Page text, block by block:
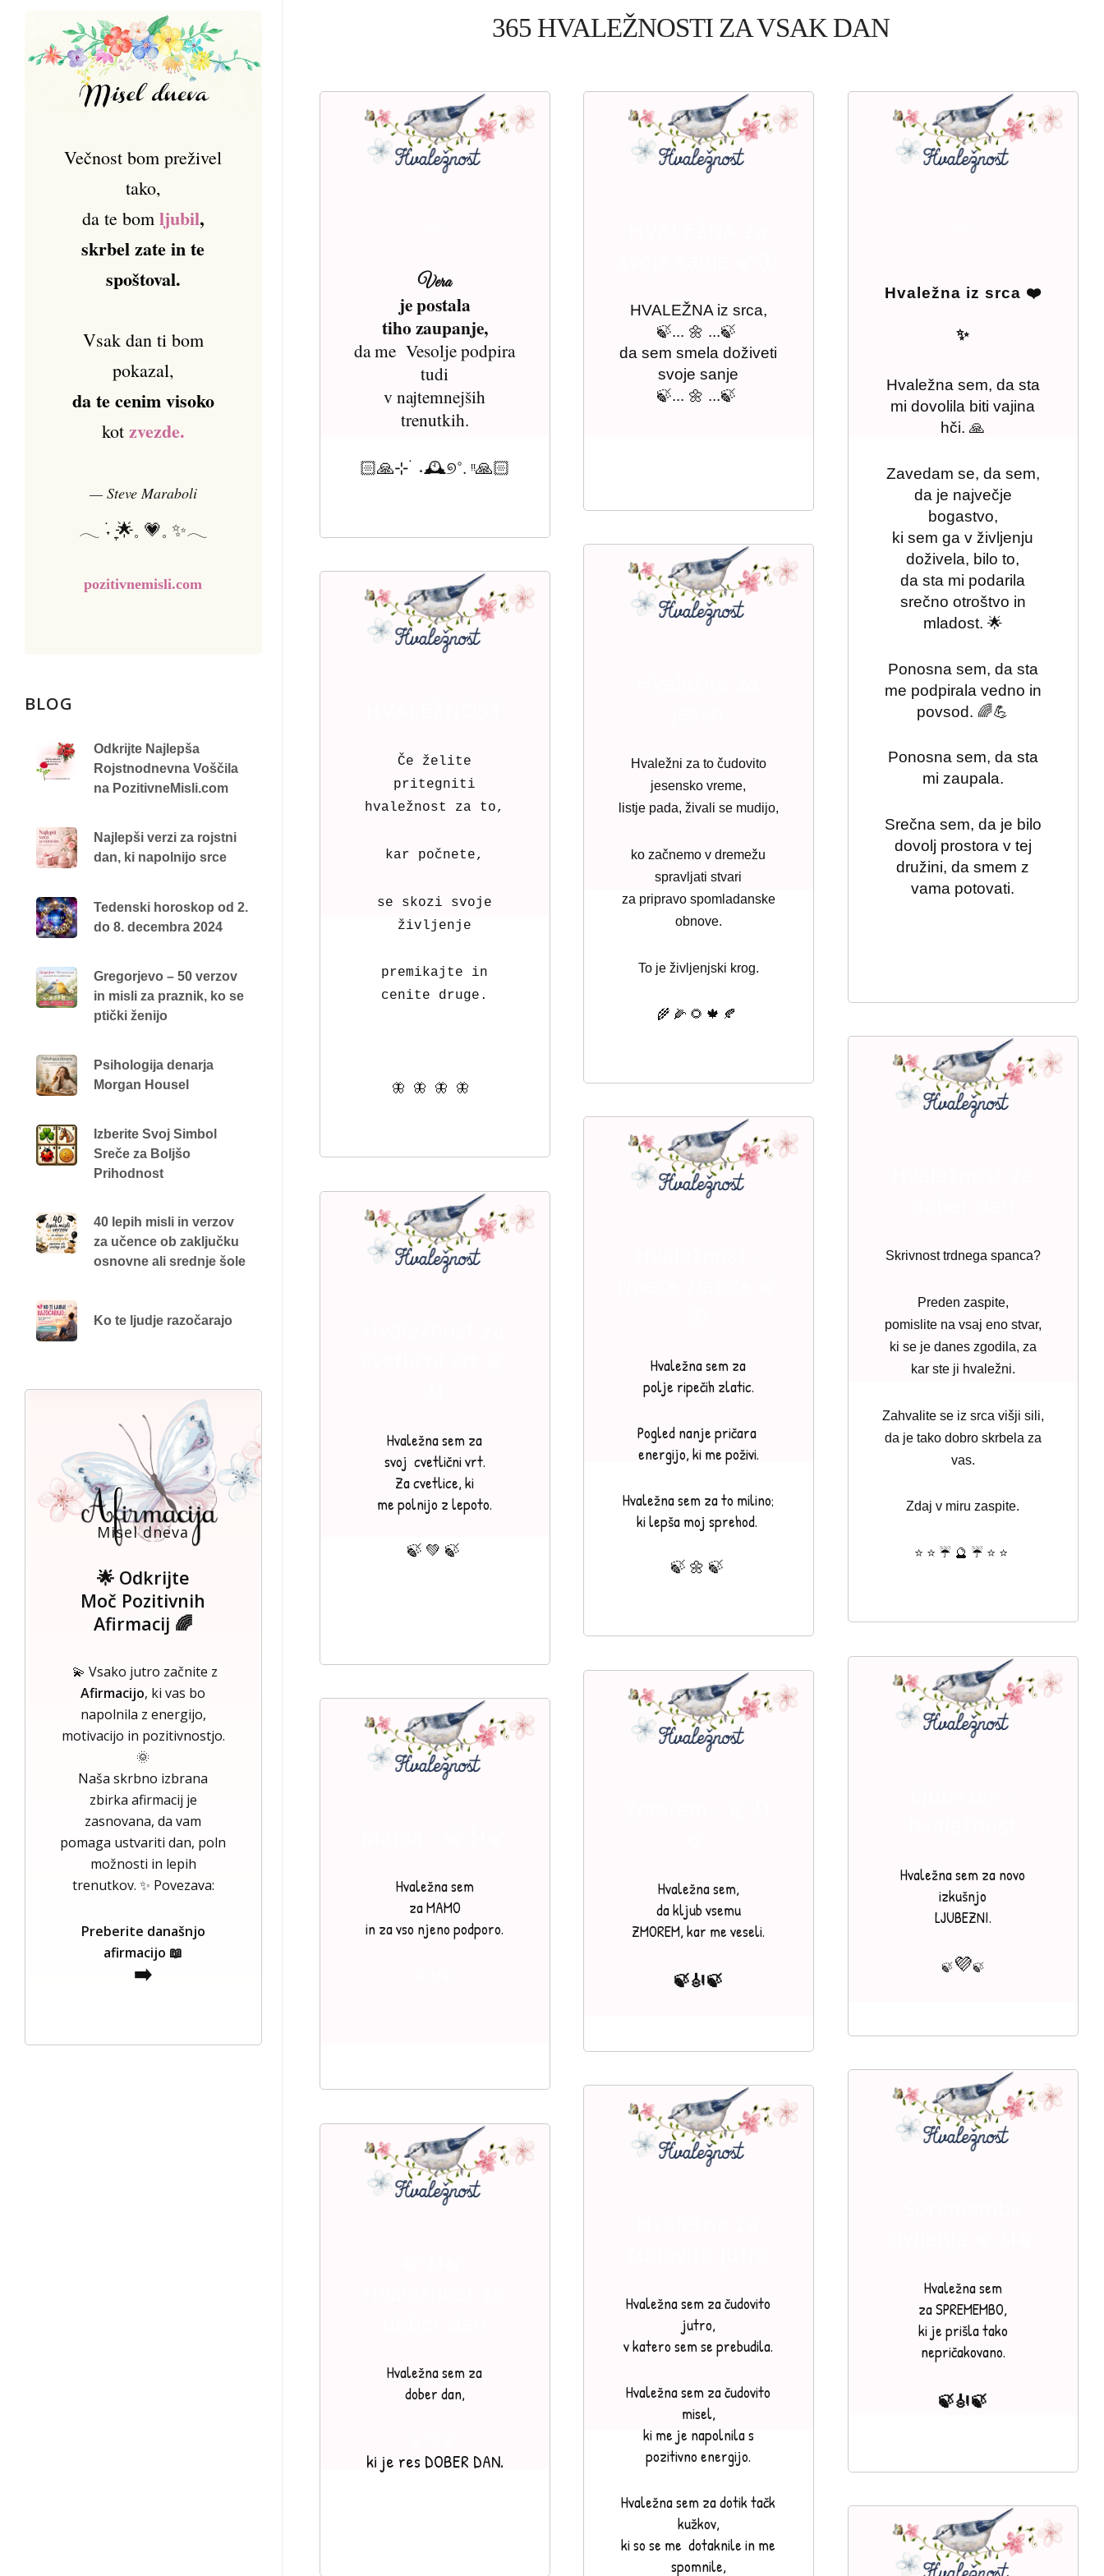
365 HVALEŽNOSTI ZA VSAK DAN
Vera
je postala
tiho zaupanje,
da me Vesolje podpira
tudi
v najtemnejših
trenutkih.
🙏🏻⊹ ࣪ ˖🕰️୭˚. ᵎᵎ🙏🏻
HVALEŽNA iz srca,
🍃... 🌼 ...🍃
da sem smela doživeti
svoje sanje
🍃... 🌼 ...🍃
Hvaležna iz srca ❤️
✨
Hvaležna sem, da sta
mi dovolila biti vajina
hči. 🙏
Zavedam se, da sem,
da je največje
bogastvo,
ki sem ga v življenju
doživela, bilo to,
da sta mi podarila
srečno otroštvo in
mladost. 🌟
Ponosna sem, da sta
me podpirala vedno in
povsod. 🌈💪
Ponosna sem, da sta
mi zaupala.
Srečna sem, da je bilo
dovolj prostora v tej
družini, da smem z
vama potovati.
Hvaležni za to čudovito
jesensko vreme,
listje pada, živali se mudijo,
ko začnemo v dremežu
spravljati stvari
za pripravo spomladanske
obnove.
To je življenjski krog.
🌾 🌽 🌻 🍁 🍂
Če želite
pritegniti
hvaležnost za to,
kar počnete,
se skozi svoje
življenje
premikajte in
cenite druge.
🦋 🦋 🦋 🦋
Skrivnost trdnega spanca?
Preden zaspite,
pomislite na vsaj eno stvar,
ki se je danes zgodila, za
kar ste ji hvaležni.
Zahvalite se iz srca višji sili,
da je tako dobro skrbela za
vas.
Zdaj v miru zaspite.
⭐ ⭐ ☔ 🔮 ☔ ⭐ ⭐
Hvaležna sem za
polje ripečih zlatic.
Pogled nanje pričara
energijo, ki me poživi.
Hvaležna sem za to milino;
ki lepša moj sprehod.
🍃 🌼 🍃
Hvaležna sem za
svoj cvetlični vrt.
Za cvetlice, ki
me polnijo z lepoto.
🍃 💚 🍃
Hvaležna sem za novo
izkušnjo
LJUBEZNI.
🍃💜🍃
Hvaležna sem,
da kljub vsemu
ZMOREM, kar me veseli.
🍃🎻🍃
Hvaležna sem
za MAMO
in za vso njeno podporo.
Hvaležna sem
za SPREMEMBO,
ki je prišla tako
nepričakovano.
🍃🎻🍃
Hvaležna sem za čudovito
jutro,
v katero sem se prebudila.
Hvaležna sem za čudovito
misel,
ki me je napolnila s
pozitivno energijo.
Hvaležna sem za dotik tačk
kužkov,
ki so se me dotaknile in me
spomnile,
Hvaležna sem za
dober dan,
ki je res DOBER DAN.
Večnost bom preživel
tako,
da te bom ljubil,
skrbel zate in te
spoštoval.
Vsak dan ti bom
pokazal,
da te cenim visoko
kot zvezde.
— Steve Maraboli
𓂃 ࣪˖ ִֶָ🌟𓈒 💗𓈒 ✨𓂃
pozitivnemisli.com
BLOG
Odkrijte Najlepša
Rojstnodnevna Voščila
na PozitivneMisli.com
Najlepši verzi za rojstni
dan, ki napolnijo srce
Tedenski horoskop od 2.
do 8. decembra 2024
Gregorjevo – 50 verzov
in misli za praznik, ko se
ptički ženijo
Psihologija denarja
Morgan Housel
Izberite Svoj Simbol
Sreče za Boljšo
Prihodnost
40 lepih misli in verzov
za učence ob zaključku
osnovne ali srednje šole
Ko te ljudje razočarajo
Misel dneva
🌟 Odkrijte
Moč Pozitivnih
Afirmacij 🌈
💫 Vsako jutro začnite z
Afirmacijo, ki vas bo
napolnila z energijo,
motivacijo in pozitivnostjo.
🌞
Naša skrbno izbrana
zbirka afirmacij je
zasnovana, da vam
pomaga ustvariti dan, poln
možnosti in lepih
trenutkov. ✨ Povezava:
Preberite današnjo
afirmacijo 📖
➡️